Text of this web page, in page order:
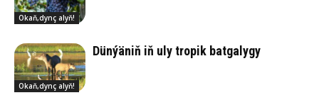
Okaň,dynç alyň!
Okaň,dynç alyň!
Dün­ýä­niň iň uly tro­pik bat­ga­ly­gy